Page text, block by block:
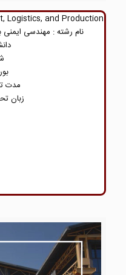
Logistics, and Production
نام رشته : مهندسی ایمنی
مدت
زبان